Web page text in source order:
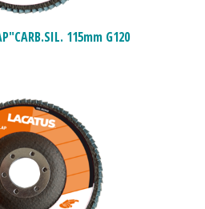
115mm G120